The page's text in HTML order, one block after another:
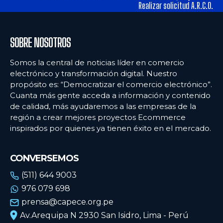
Ecommercenews
PERÚ
ARGENTINA
BOLIVIA
CHILE
ECUADOR
MÉXICO
URUGUAY
VENEZUELA
Ecommercenews
PERÚ
ARGENTINA
BOLIVIA
CHILE
ECUADOR
MÉXICO
URUGUAY
VENEZUELA
Realizar solicitud A.R.C.O.
SOBRE NOSOTROS
Somos la central de noticias líder en comercio
electrónico y transformación digital. Nuestro
propósito es: “Democratizar el comercio electrónico”.
Cuanta más gente acceda a información y contenido
de calidad, más ayudaremos a las empresas de la
región a crear mejores proyectos Ecommerce
inspirados por quienes ya tienen éxito en el mercado.
CONVERSEMOS
(511) 644 9003
976 079 698
prensa@capece.org.pe
Av.Arequipa N 2930 San Isidro, Lima - Perú